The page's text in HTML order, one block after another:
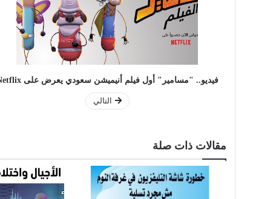
فيديو.. "مسامير" أول فيلم أنيميشن سعودي يعرض على Netflix
التالي
مقالات ذات صلة